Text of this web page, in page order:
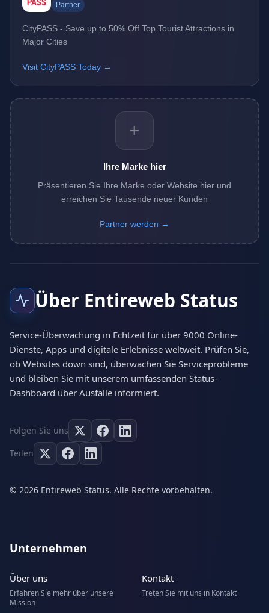
Partner
CityPASS - Save up to 50% Off Top Tourist Attractions in
Major Cities
Visit CityPASS Today →
+
Ihre Marke hier
Präsentieren Sie Ihre Marke oder Website hier und
erreichen Sie Tausende neuer Kunden
Partner werden →
Über Entireweb Status
Service-Überwachung in Echtzeit für über 9000 Online-
Dienste, Apps und digitale Erlebnisse weltweit. Prüfen Sie,
ob Websites down sind, überwachen Sie Serviceprobleme
und bleiben Sie mit unserem umfassenden Status-
Dashboard über Ausfälle informiert.
Folgen Sie uns
Teilen
© 2026 Entireweb Status. Alle Rechte vorbehalten.
Unternehmen
Über uns
Erfahren Sie mehr über unsere
Mission
Kontakt
Treten Sie mit uns in Kontakt